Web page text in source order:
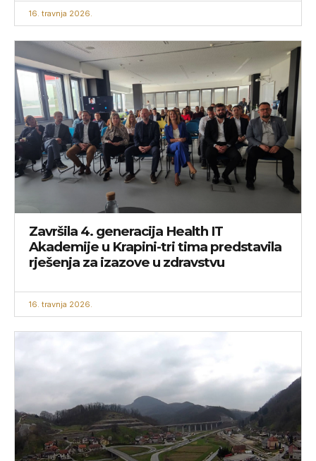
16. travnja 2026.
Završila 4. generacija Health IT
Akademije u Krapini-tri tima predstavila
rješenja za izazove u zdravstvu
16. travnja 2026.